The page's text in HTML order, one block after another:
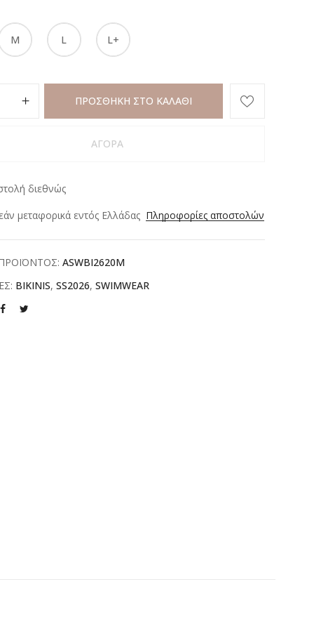
M L L+
ΠΡΟΣΘΗΚΗ ΣΤΟ ΚΑΛΑΘΙ
ΑΓΟΡΑ
διεθνώς
μεταφορικά εντός Ελλάδας Πληροφορίες αποστολών
ASWBI2620M
BIKINIS, SS2026, SWIMWEAR